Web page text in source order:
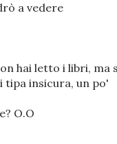
a vedere
hai letto i libri, ma
tipa insicura, un po'
O.O